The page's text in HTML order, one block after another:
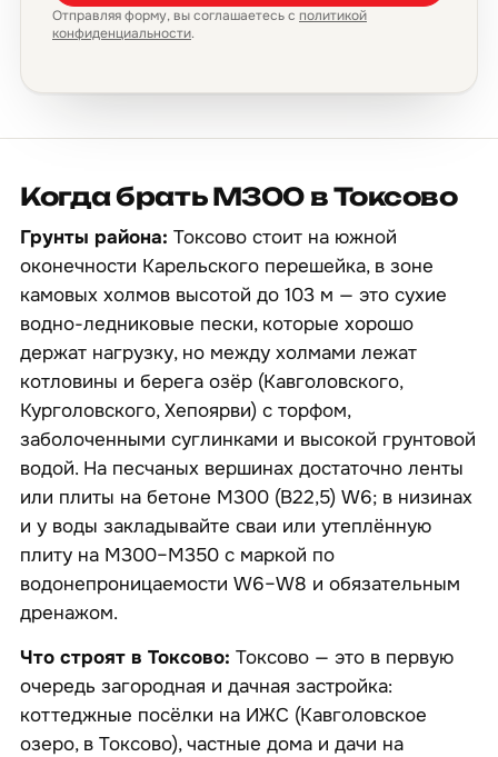
Отправляя форму, вы соглашаетесь с политикой
конфиденциальности.
Когда брать М300 в Токсово
Грунты района: Токсово стоит на южной
оконечности Карельского перешейка, в зоне
камовых холмов высотой до 103 м — это сухие
водно-ледниковые пески, которые хорошо
держат нагрузку, но между холмами лежат
котловины и берега озёр (Кавголовского,
Курголовского, Хепоярви) с торфом,
заболоченными суглинками и высокой грунтовой
водой. На песчаных вершинах достаточно ленты
или плиты на бетоне М300 (B22,5) W6; в низинах
и у воды закладывайте сваи или утеплённую
плиту на М300–М350 с маркой по
водонепроницаемости W6–W8 и обязательным
дренажом.
Что строят в Токсово: Токсово — это в первую
очередь загородная и дачная застройка:
коттеджные посёлки на ИЖС (Кавголовское
озеро, в Токсово), частные дома и дачи на